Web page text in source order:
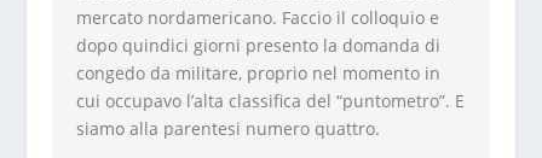
mercato nordamericano. Faccio il colloquio e
dopo quindici giorni presento la domanda di
congedo da militare, proprio nel momento in
cui occupavo l’alta classifica del “puntometro”. E
siamo alla parentesi numero quattro.